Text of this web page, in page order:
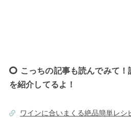
こっちの記事も読んでみて
を紹介してるよ！
ワインに合いまくる絶品簡単レ